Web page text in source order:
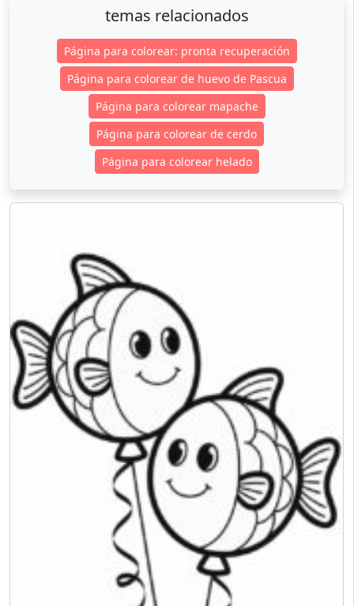
temas relacionados
Página para colorear: pronta recuperación
Página para colorear de huevo de Pascua
Página para colorear mapache
Página para colorear de cerdo
Página para colorear helado